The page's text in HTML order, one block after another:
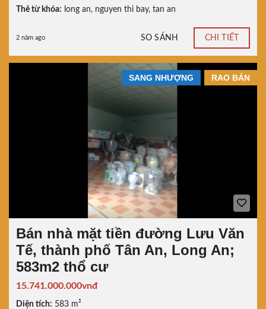
Thẻ từ khóa: long an, nguyen thi bay, tan an
2 năm ago SO SÁNH CHI TIẾT
RAO BÁN
SANG NHƯỢNG
Bán nhà mặt tiền đường Lưu Văn
Tế, thành phố Tân An, Long An;
583m2 thổ cư
15.741.000.000vnđ
Diện tích: 583 m²